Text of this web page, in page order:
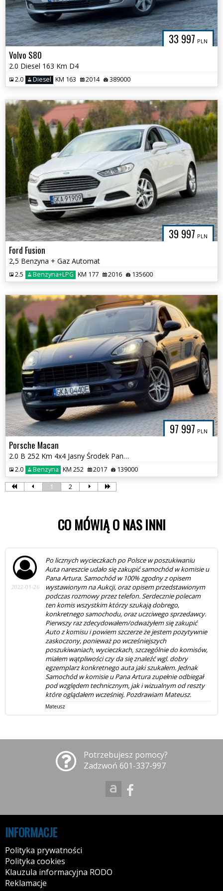
33 997 PLN
Volvo S80
2.0 Diesel 163 Km D4
2.0 Diesel KM 163 2014 389000
39 997 PLN
Ford Fusion
2,5 Benzyna + Gaz Automat
2.5 Benzyna+LPG KM 177 2016 135600
97 997 PLN
Porsche Macan
2.0 B 252 Km 4x4 Jasny Środek Panorama Maxxx
2.0 Benzyna KM 252 2017 139000
1 2
CO MÓWIĄ O NAS INNI
2019-10-28
Rewelacyjna ekipa! Autko dokładnie jak w ogłoszeniu,
przyjechałem, pojeździłem nim, obejrzałem, OSKP na
miejscu to i sprawdzili na szarpakach - wszystko gra.
Maszynka już zarejestrowana, pierwszy 1 tys. km za
mną, cieszę się, że tam trafiłem. Jak będę kiedyś
wymieniał auto, to też tu przyjadę - panowie mają nosa
do wyszukiwania prawdziwych perełek. Wszystkiego
dobrego, pozdrawiam serdecznie:-)
RAFAŁ
Potrzebujesz pomocy?
Zadzwoń 601-337-997
INFORMACJE
Polityka prywatności
Polityka cookies
Klauzula informacyjna RODO
Reklamacje